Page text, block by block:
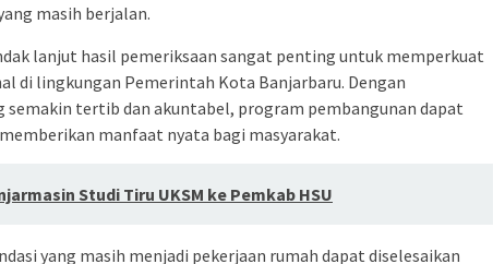
masih berjalan.
lanjut hasil pemeriksaan sangat penting untuk memperkuat
di lingkungan Pemerintah Kota Banjarbaru. Dengan
semakin tertib dan akuntabel, program pembangunan dapat
manfaat nyata bagi masyarakat.
Studi Tiru UKSM ke Pemkab HSU
yang masih menjadi pekerjaan rumah dapat diselesaikan